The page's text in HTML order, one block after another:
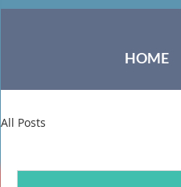
HOME
All Posts